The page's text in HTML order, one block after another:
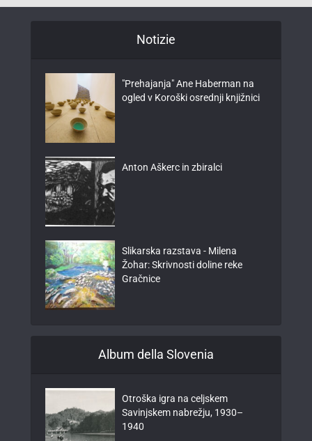
Notizie
"Prehajanja" Ane Haberman na
ogled v Koroški osrednji knjižnici
Anton Aškerc in zbiralci
Slikarska razstava - Milena
Žohar: Skrivnosti doline reke
Gračnice
Album della Slovenia
Otroška igra na celjskem
Savinjskem nabrežju, 1930–
1940